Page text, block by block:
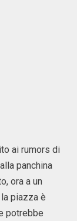
ai rumors di
panchina
ora a un
piazza è
potrebbe